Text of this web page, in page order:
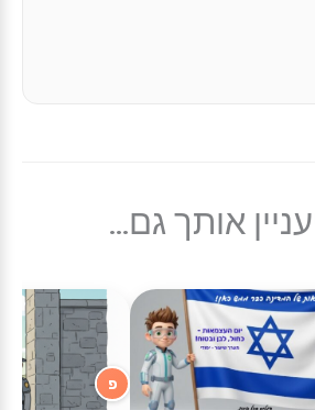
אותך גם...
פ